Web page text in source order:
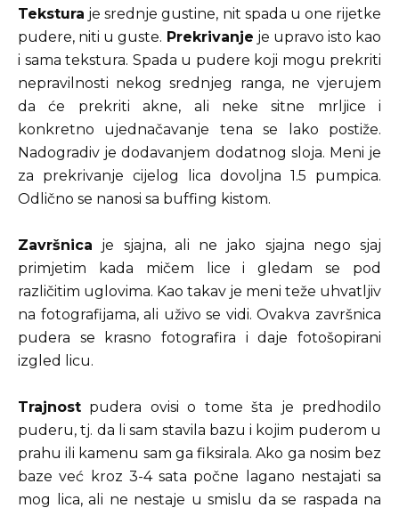
Tekstura je srednje gustine, nit spada u one rijetke
pudere, niti u guste. Prekrivanje je upravo isto kao
i sama tekstura. Spada u pudere koji mogu prekriti
nepravilnosti nekog srednjeg ranga, ne vjerujem
da će prekriti akne, ali neke sitne mrljice i
konkretno ujednačavanje tena se lako postiže.
Nadogradiv je dodavanjem dodatnog sloja. Meni je
za prekrivanje cijelog lica dovoljna 1.5 pumpica.
Odlično se nanosi sa buffing kistom.
Završnica je sjajna, ali ne jako sjajna nego sjaj
primjetim kada mičem lice i gledam se pod
različitim uglovima. Kao takav je meni teže uhvatljiv
na fotografijama, ali uživo se vidi. Ovakva završnica
pudera se krasno fotografira i daje fotošopirani
izgled licu.
Trajnost pudera ovisi o tome šta je predhodilo
puderu, tj. da li sam stavila bazu i kojim puderom u
prahu ili kamenu sam ga fiksirala. Ako ga nosim bez
baze već kroz 3-4 sata počne lagano nestajati sa
mog lica, ali ne nestaje u smislu da se raspada na